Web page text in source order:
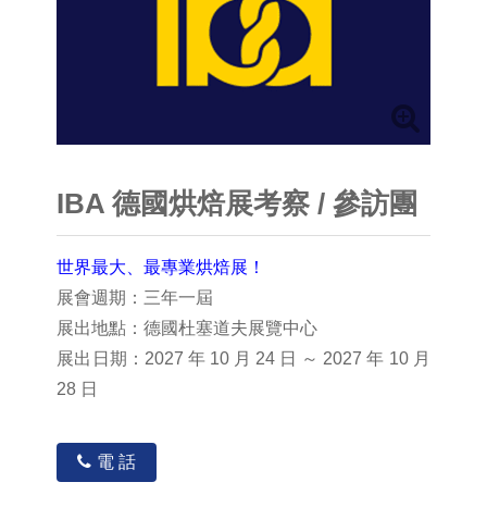
IBA 德國烘焙展考察 / 參訪團
世界最大、最專業烘焙展！
展會週期：三年一屆
展出地點：德國杜塞道夫展覽中心
展出日期：2027 年 10 月 24 日 ～ 2027 年 10 月
28 日
電 話